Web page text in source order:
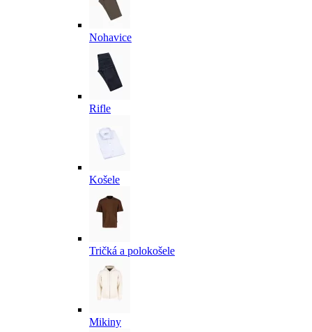
Nohavice
Rifle
Košele
Tričká a polokošele
Mikiny